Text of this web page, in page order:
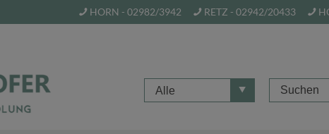
HORN - 02982/3942 RETZ - 02942/20433
Alle